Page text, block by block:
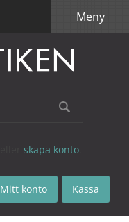
skapa konto
Mitt konto Kassa
Meny